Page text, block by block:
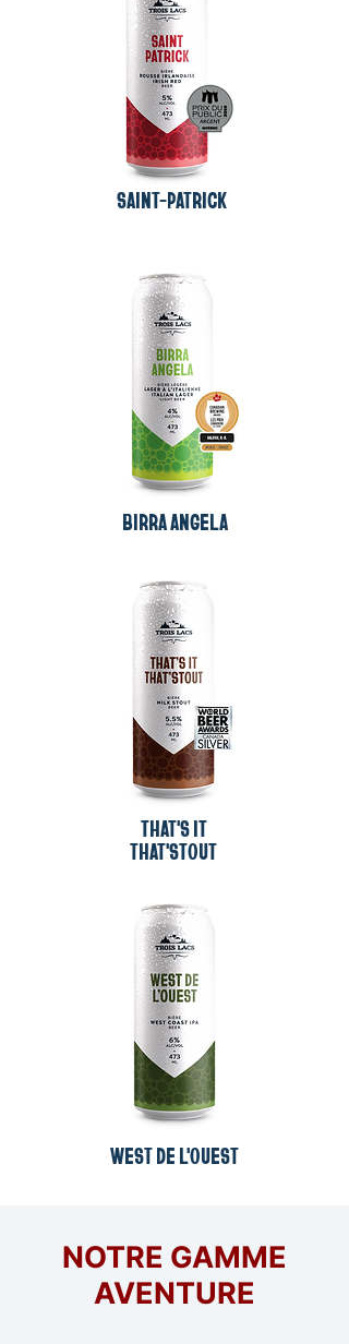
SAINT-PATRICK
BIRRA ANGELA
THAT'S IT
THAT'STOUT
WEST DE L'OUEST
NOTRE GAMME
AVENTURE